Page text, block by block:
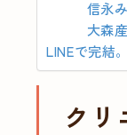
信永
大森
LINEで完結
ク